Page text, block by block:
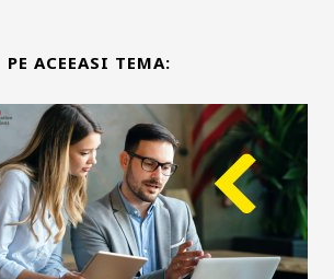
PE ACEEASI TEMA: